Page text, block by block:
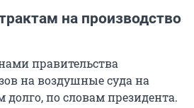
на производство
правительства
на воздушные суда на
по словам президента.